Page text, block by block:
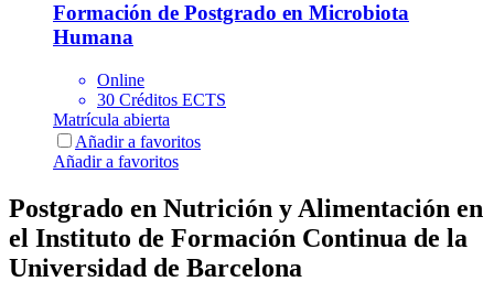
Formación de Postgrado en Microbiota
Humana
Online
30 Créditos ECTS
Matrícula abierta
Añadir a favoritos
Añadir a favoritos
Postgrado en Nutrición y Alimentación en
el Instituto de Formación Continua de la
Universidad de Barcelona